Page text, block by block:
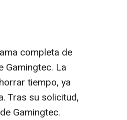
completa de
Gamingtec. La
tiempo, ya
Tras su solicitud,
Gamingtec.